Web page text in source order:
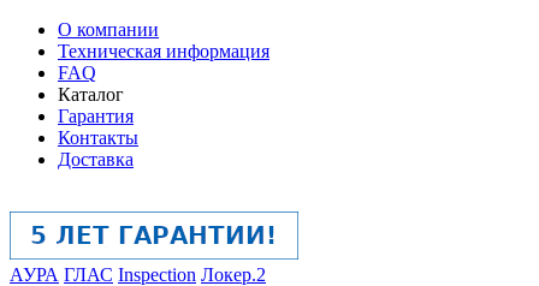
О компании
Техническая информация
FAQ
Каталог
Гарантия
Контакты
Доставка
АУРА ГЛАС Inspection Локер.2